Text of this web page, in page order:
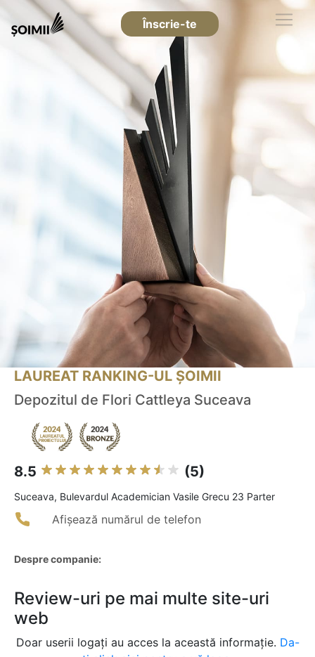
Înscrie-te
LAUREAT RANKING-UL ȘOIMII
Depozitul de Flori Cattleya Suceava
8.5 (5)
Suceava, Bulevardul Academician Vasile Grecu 23 Parter
Afișează numărul de telefon
Despre companie:
Review-uri pe mai multe site-uri
web
Doar userii logați au acces la această informație. Da-